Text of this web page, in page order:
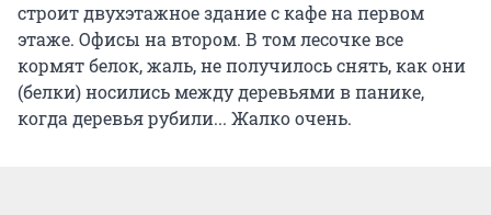
строит двухэтажное здание с кафе на первом
этаже. Офисы на втором. В том лесочке все
кормят белок, жаль, не получилось снять, как они
(белки) носились между деревьями в панике,
когда деревья рубили... Жалко очень.